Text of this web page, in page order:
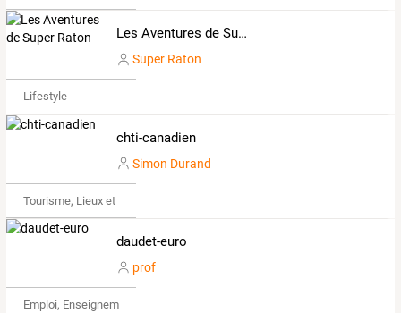
Les Aventures de Super Raton
Super Raton
Lifestyle
chti-canadien
Simon Durand
Tourisme, Lieux et Événements
daudet-euro
prof
Emploi, Enseignement & Etudes